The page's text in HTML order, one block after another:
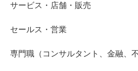
サービス・店舗・販売
セールス・営業
専門職（コンサルタント、金融、